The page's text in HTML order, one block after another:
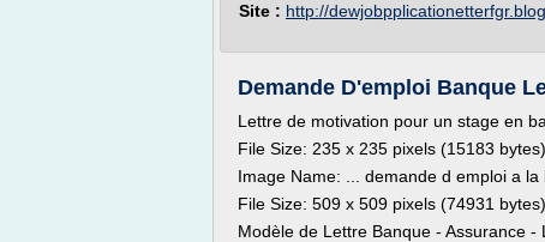
Site : http://
Demande D'emploi Banque
Lettre de motivation pour un stage en
File Size: 235 x 235 pixels (15183 bytes)
Image Name: ... demande d emploi a
File Size: 509 x 509 pixels (74931 bytes)
Modèle de Lettre Banque - Assurance -